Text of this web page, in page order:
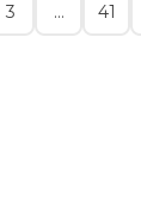
3 … 41